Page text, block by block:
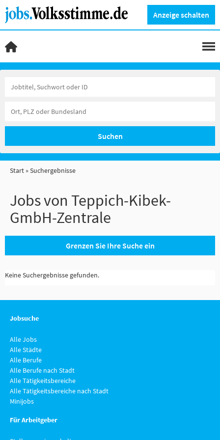
Anzeige schalten
Suchen
Start Suchergebnisse
Jobs von Teppich-Kibek-
GmbH-Zentrale
Grenzen Sie Ihre Suche ein
Keine Suchergebnisse gefunden.
Jobsuche
Alle Jobs
Alle Städte
Alle Berufe
Alle Berufe nach Stadt
Alle Tätigkeitsbereiche
Alle Tätigkeitsbereiche nach Stadt
Minijobs
Für Arbeitgeber